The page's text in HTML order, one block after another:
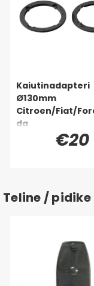
Kaiutinadapteri
Ø130mm
Citroen/Fiat/
da
€20
Teline / pidike